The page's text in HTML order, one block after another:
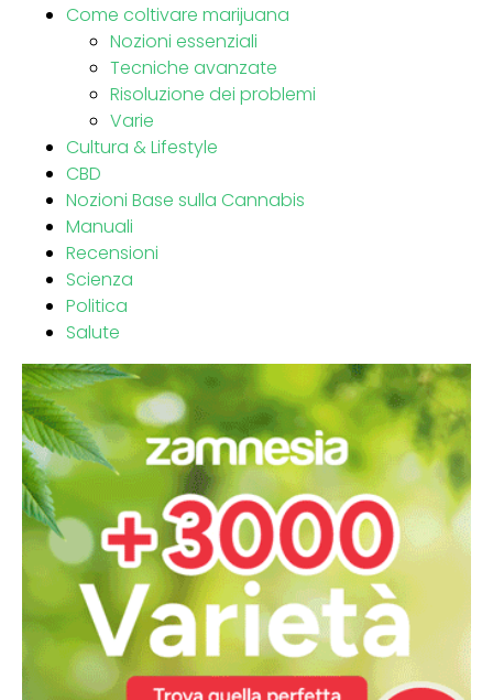
Come coltivare marijuana
Nozioni essenziali
Tecniche avanzate
Risoluzione dei problemi
Varie
Cultura & Lifestyle
CBD
Nozioni Base sulla Cannabis
Manuali
Recensioni
Scienza
Politica
Salute